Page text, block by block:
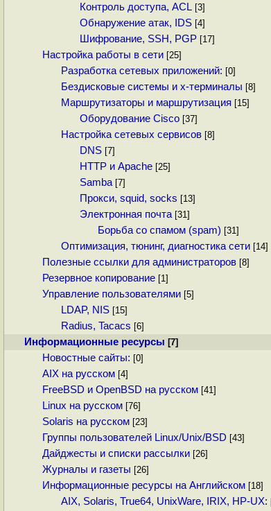
Контроль доступа, ACL [3]
Обнаружение атак, IDS [4]
Шифрование, SSH, PGP [17]
Настройка работы в сети [25]
Разработка сетевых приложений: [0]
Бездисковые системы и x-терминалы [8]
Маршрутизаторы и маршрутизация [15]
Оборудование Cisco [37]
Настройка сетевых сервисов [8]
DNS [7]
HTTP и Apache [25]
Samba [7]
Прокси, squid, socks [13]
Электронная почта [31]
Борьба со спамом (spam) [31]
Оптимизация, тюнинг, диагностика сети [14]
Полезные ссылки для администраторов [8]
Резервное копирование [1]
Управление пользователями [5]
LDAP, NIS [15]
Radius, Tacacs [6]
Информационные ресурсы [7]
Новостные сайты: [0]
AIX на русском [4]
FreeBSD и OpenBSD на русском [41]
Linux на русском [76]
Solaris на русском [23]
Группы пользователей Linux/Unix/BSD [43]
Дайджесты и списки рассылки [26]
Журналы и газеты [26]
Информационные ресурсы на Английском [18]
AIX, Solaris, True64, UnixWare, IRIX, HP-UX: